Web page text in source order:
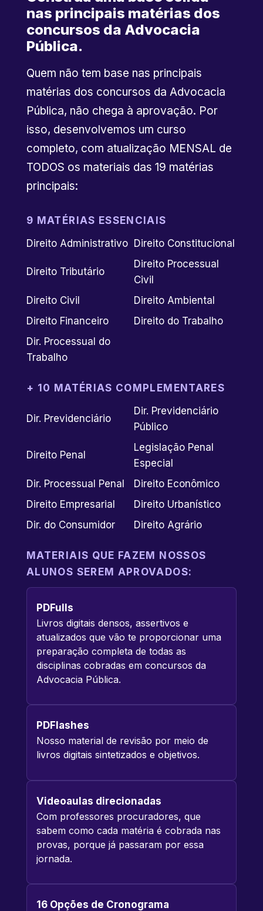
nas principais matérias dos
concursos da Advocacia
Pública.
Quem não tem base nas principais
matérias dos concursos da Advocacia
Pública, não chega à aprovação. Por
isso, desenvolvemos um curso
completo, com atualização MENSAL de
TODOS os materiais das 19 matérias
principais:
9 MATÉRIAS ESSENCIAIS
Direito Administrativo Direito Constitucional
Direito Tributário
Direito Processual
Civil
Direito Civil
Direito Ambiental
Direito Financeiro
Direito do Trabalho
Dir. Processual do
Trabalho
+ 10 MATÉRIAS COMPLEMENTARES
Dir. Previdenciário
Dir. Previdenciário
Público
Direito Penal
Legislação Penal
Especial
Dir. Processual Penal
Direito Econômico
Direito Empresarial
Direito Urbanístico
Dir. do Consumidor
Direito Agrário
MATERIAIS QUE FAZEM NOSSOS
ALUNOS SEREM APROVADOS:
PDFulls
Livros digitais densos, assertivos e
atualizados que vão te proporcionar uma
preparação completa de todas as
disciplinas cobradas em concursos da
Advocacia Pública.
PDFlashes
Nosso material de revisão por meio de
livros digitais sintetizados e objetivos.
Videoaulas direcionadas
Com professores procuradores, que
sabem como cada matéria é cobrada nas
provas, porque já passaram por essa
jornada.
16 Opções de Cronograma